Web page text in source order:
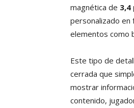
magnética de 3,4
personalizado en
elementos como
Este tipo de
cerrada que
mostrar
contenido,